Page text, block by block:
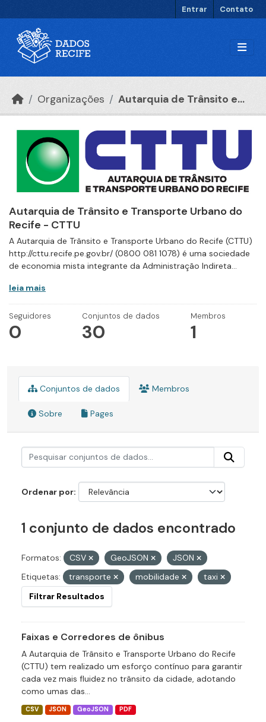
Entrar Contato
Organizações Autarquia de Trânsito e...
Autarquia de Trânsito e Transporte Urbano do
Recife - CTTU
A Autarquia de Trânsito e Transporte Urbano do Recife (CTTU)
http://cttu.recife.pe.gov.br/ (0800 081 1078) é uma sociedade
de economia mista integrante da Administração Indireta...
leia mais
Seguidores
0
Conjuntos de dados
30
Membros
1
Conjuntos de dados Membros
Sobre Pages
Ordenar por
1 conjunto de dados encontrado
Formatos: CSV GeoJSON
JSON
Etiquetas:
transporte mobilidade
taxi
Filtrar Resultados
Faixas e Corredores de ônibus
A Autarquia de Trânsito e Transporte Urbano do Recife
(CTTU) tem realizado um esforço contínuo para garantir
cada vez mais fluidez no trânsito da cidade, adotando
como umas das...
CSV JSON GeoJSON PDF